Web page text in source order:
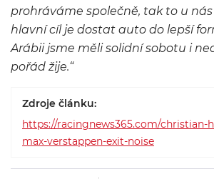
prohráváme společně, tak to u nás
hlavní cíl je dostat auto do lepší
Arábii jsme měli solidní sobotu i
pořád žije.“
Zdroje článku:
https://racingnews365.com/christian-
max-verstappen-exit-noise